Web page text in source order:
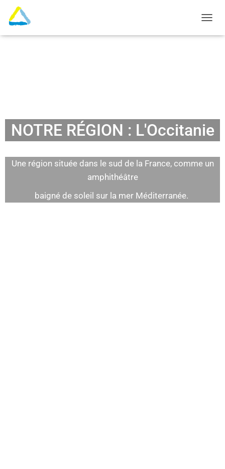
U
M
E
R
A
N
NOTRE RÉGION : L'Occitanie
Une région située dans le sud de la France, comme un
amphithéâtre
baigné de soleil sur la mer Méditerranée.